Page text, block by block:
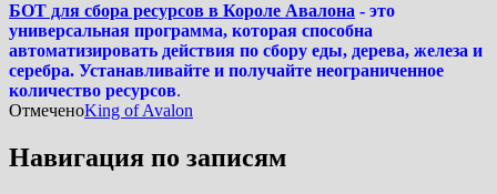
БОТ для сбора ресурсов в Короле Авалона - это
универсальная программа, которая способна
автоматизировать действия по сбору еды, дерева, железа и
серебра. Устанавливайте и получайте неограниченное
количество ресурсов.
ОтмеченоKing of Avalon
Навигация по записям